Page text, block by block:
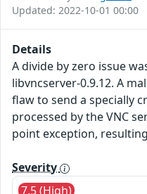
Updated: 2022-10-01 00:00
Details
A divide by zero issue
libvncserver-0.9.12. A
flaw to send a specially
processed by the VNC
point exception,
Severity
7.5 (High)